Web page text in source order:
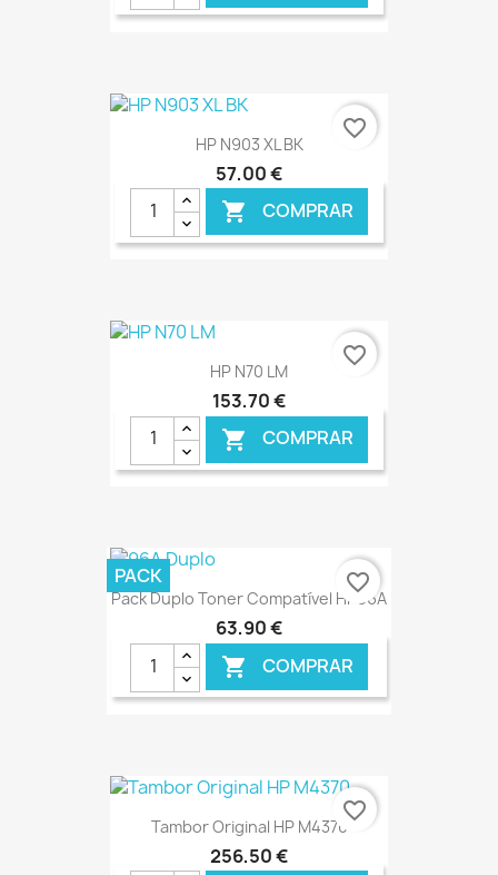
HP N903 XL BK
57,00 €
 COMPRAR
€ ONLINE
favorite_border
HP N70 LM
153,70 €
 COMPRAR
€ ONLINE
favorite_border
Pack Duplo Toner Compatível HP96A
63,90 €
 COMPRAR
€ ONLINE
PACK favorite_border
Tambor Original HP M4370
256,50 €
favorite_border